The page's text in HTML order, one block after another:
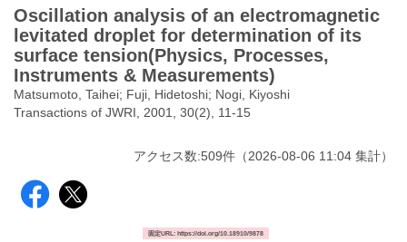
Oscillation analysis of an electromagnetic
levitated droplet for determination of its
surface tension(Physics, Processes,
Instruments & Measurements)
Matsumoto, Taihei; Fuji, Hidetoshi; Nogi, Kiyoshi
Transactions of JWRI, 2001, 30(2), 11-15
アクセス数:509件 （2026-08-06 11:04 集計）
固定URL: https://doi.org/10.18910/9878